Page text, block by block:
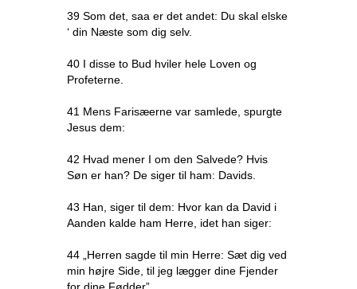
39 Som det, saa er det andet: Du skal elske
‘ din Næste som dig selv.
40 I disse to Bud hviler hele Loven og
Profeterne.
41 Mens Farisæerne var samlede, spurgte
Jesus dem:
42 Hvad mener I om den Salvede? Hvis
Søn er han? De siger til ham: Davids.
43 Han, siger til dem: Hvor kan da David i
Aanden kalde ham Herre, idet han siger:
44 „Herren sagde til min Herre: Sæt dig ved
min højre Side, til jeg lægger dine Fjender